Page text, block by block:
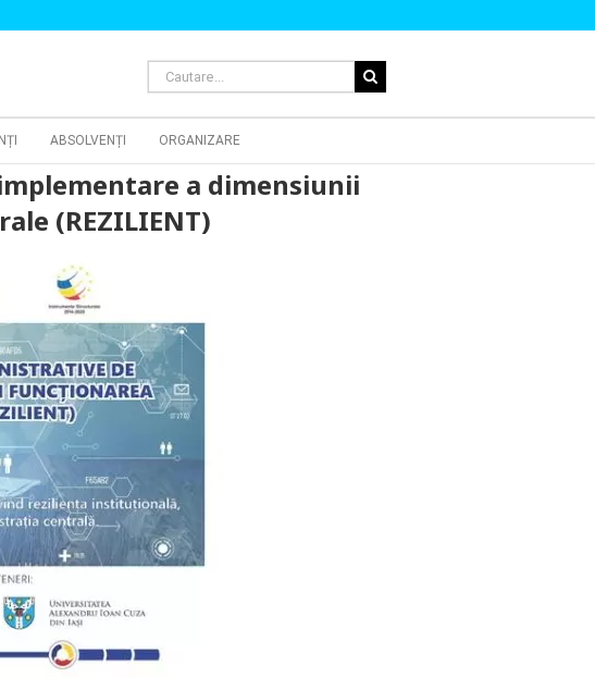
Cautare...
ABSOLVENȚI ORGANIZARE
a dimensiunii
(REZILIENT)